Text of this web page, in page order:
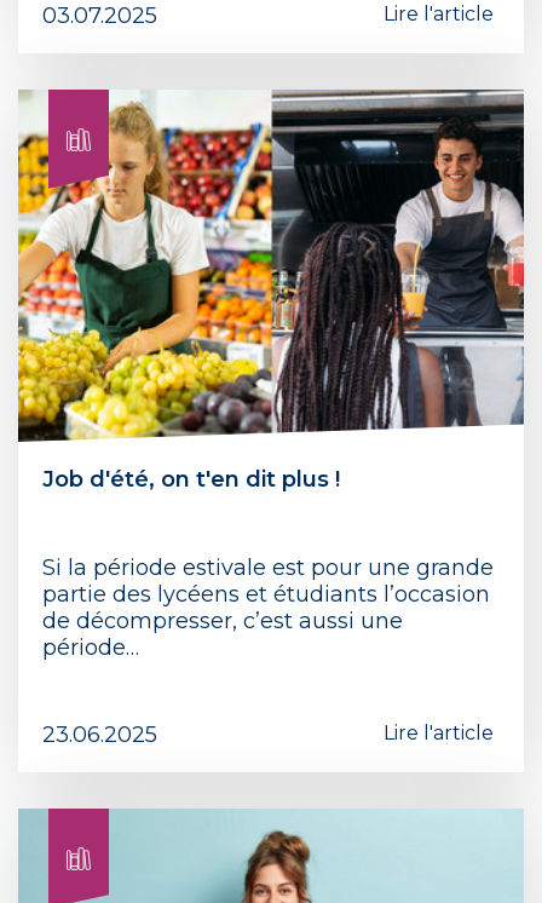
03.07.2025 Lire l'article
Job d'été, on t'en dit plus !
Si la période estivale est pour une grande
partie des lycéens et étudiants l’occasion
de décompresser, c’est aussi une
période…
23.06.2025 Lire l'article